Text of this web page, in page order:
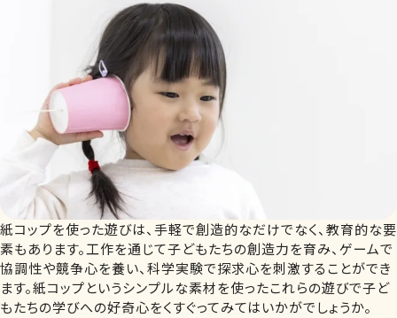
紙コップを使った遊びは、手軽で創造的なだけでなく、教育的な要
素もあります。工作を通じて子どもたちの創造力を育み、ゲームで
協調性や競争心を養い、科学実験で探求心を刺激することができ
ます。紙コップというシンプルな素材を使ったこれらの遊びで子ど
もたちの学びへの好奇心をくすぐってみてはいかがでしょうか。